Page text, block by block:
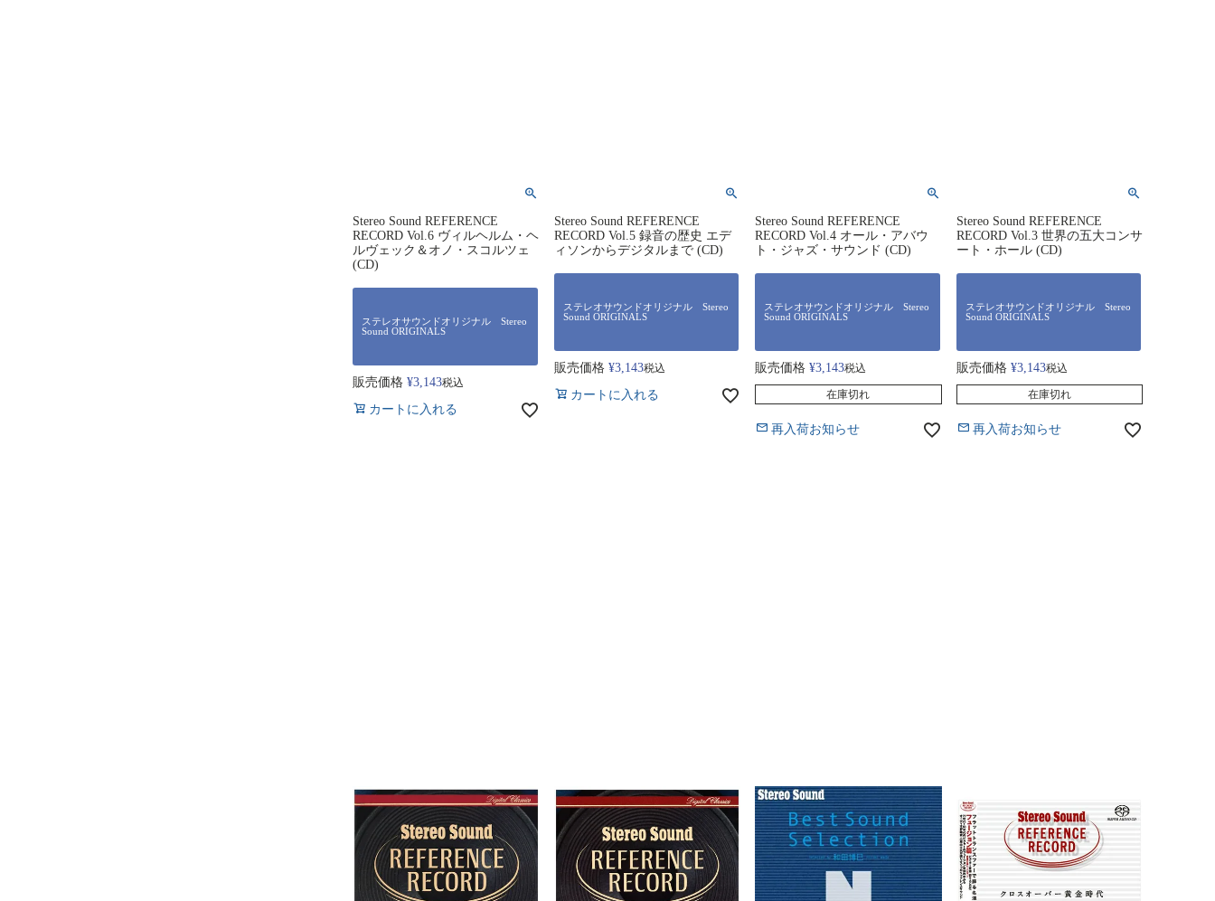
Stereo Sound REFERENCE
RECORD Vol.6 ヴィルヘルム・ヘ
ルヴェック＆オノ・スコルツェ
(CD)
ステレオサウンドオリジナル Stereo
Sound ORIGINALS
販売価格 ¥3,143税込
カートに入れる
Stereo Sound REFERENCE
RECORD Vol.5 録音の歴史 エデ
ィソンからデジタルまで (CD)
ステレオサウンドオリジナル Stereo
Sound ORIGINALS
販売価格 ¥3,143税込
カートに入れる
Stereo Sound REFERENCE
RECORD Vol.4 オール・アバウ
ト・ジャズ・サウンド (CD)
ステレオサウンドオリジナル Stereo
Sound ORIGINALS
販売価格 ¥3,143税込
在庫切れ
再入荷お知らせ
Stereo Sound REFERENCE
RECORD Vol.3 世界の五大コンサ
ート・ホール (CD)
ステレオサウンドオリジナル Stereo
Sound ORIGINALS
販売価格 ¥3,143税込
在庫切れ
再入荷お知らせ